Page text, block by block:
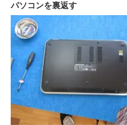
パソコンを裏返す